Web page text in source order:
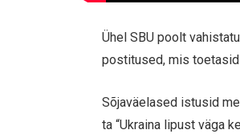
Ühel SBU poolt
postitused, mis toetasid
Sõjaväelased istusid
ta “Ukraina lipust väga